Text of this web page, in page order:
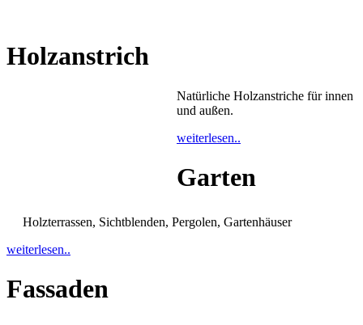
Holzanstrich
Natürliche Holzanstriche für innen
und außen.
weiterlesen..
Garten
Holzterrassen, Sichtblenden, Pergolen, Gartenhäuser
weiterlesen..
Fassaden